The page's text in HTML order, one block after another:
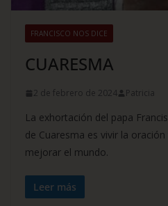
FRANCISCO NOS DICE
CUARESMA
2 de febrero de 2024 Patricia
La exhortación del papa
de Cuaresma es vivir la
mejorar el mundo.
Leer más